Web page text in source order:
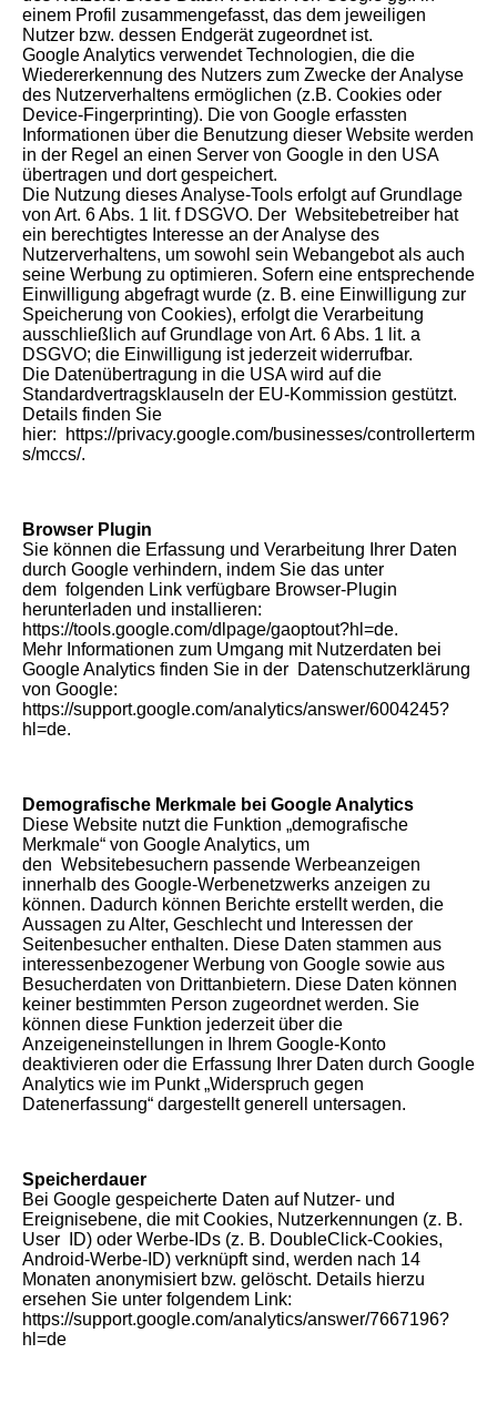
einem Profil zusammengefasst, das dem jeweiligen
Nutzer bzw. dessen Endgerät zugeordnet ist.
Google Analytics verwendet Technologien, die die
Wiedererkennung des Nutzers zum Zwecke der Analyse
des Nutzerverhaltens ermöglichen (z.B. Cookies oder
Device-Fingerprinting). Die von Google erfassten
Informationen über die Benutzung dieser Website werden
in der Regel an einen Server von Google in den USA
übertragen und dort gespeichert.
Die Nutzung dieses Analyse-Tools erfolgt auf Grundlage
von Art. 6 Abs. 1 lit. f DSGVO. Der Websitebetreiber hat
ein berechtigtes Interesse an der Analyse des
Nutzerverhaltens, um sowohl sein Webangebot als auch
seine Werbung zu optimieren. Sofern eine entsprechende
Einwilligung abgefragt wurde (z. B. eine Einwilligung zur
Speicherung von Cookies), erfolgt die Verarbeitung
ausschließlich auf Grundlage von Art. 6 Abs. 1 lit. a
DSGVO; die Einwilligung ist jederzeit widerrufbar.
Die Datenübertragung in die USA wird auf die
Standardvertragsklauseln der EU-Kommission gestützt.
Details finden Sie
hier: https://privacy.google.com/businesses/controllerterm
s/mccs/.
Browser Plugin
Sie können die Erfassung und Verarbeitung Ihrer Daten
durch Google verhindern, indem Sie das unter
dem folgenden Link verfügbare Browser-Plugin
herunterladen und installieren:
https://tools.google.com/dlpage/gaoptout?hl=de.
Mehr Informationen zum Umgang mit Nutzerdaten bei
Google Analytics finden Sie in der Datenschutzerklärung
von Google:
https://support.google.com/analytics/answer/6004245?
hl=de.
Demografische Merkmale bei Google Analytics
Diese Website nutzt die Funktion „demografische
Merkmale“ von Google Analytics, um
den Websitebesuchern passende Werbeanzeigen
innerhalb des Google-Werbenetzwerks anzeigen zu
können. Dadurch können Berichte erstellt werden, die
Aussagen zu Alter, Geschlecht und Interessen der
Seitenbesucher enthalten. Diese Daten stammen aus
interessenbezogener Werbung von Google sowie aus
Besucherdaten von Drittanbietern. Diese Daten können
keiner bestimmten Person zugeordnet werden. Sie
können diese Funktion jederzeit über die
Anzeigeneinstellungen in Ihrem Google-Konto
deaktivieren oder die Erfassung Ihrer Daten durch Google
Analytics wie im Punkt „Widerspruch gegen
Datenerfassung“ dargestellt generell untersagen.
Speicherdauer
Bei Google gespeicherte Daten auf Nutzer- und
Ereignisebene, die mit Cookies, Nutzerkennungen (z. B.
User ID) oder Werbe-IDs (z. B. DoubleClick-Cookies,
Android-Werbe-ID) verknüpft sind, werden nach 14
Monaten anonymisiert bzw. gelöscht. Details hierzu
ersehen Sie unter folgendem Link:
https://support.google.com/analytics/answer/7667196?
hl=de